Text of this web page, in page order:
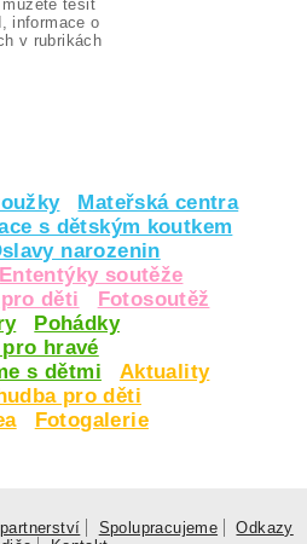
těšit
informace o
v rubrikách
Mateřská centra
s dětským koutkem
narozenin
Ententýky soutěže
děti
Fotosoutěž
Pohádky
pro hravé
s dětmi
Aktuality
pro děti
Fotogalerie
Spolupracujeme
Odkazy